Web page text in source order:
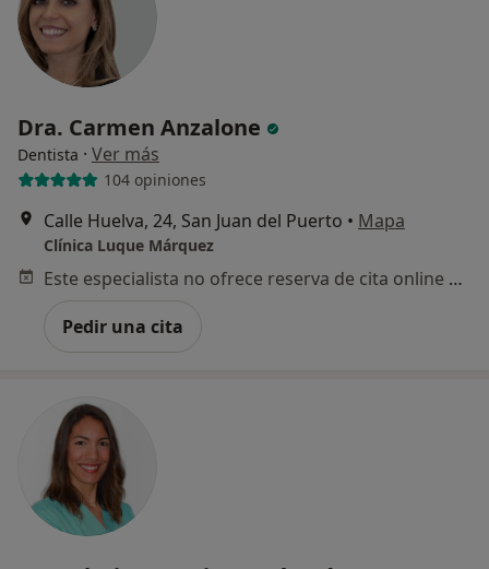
Dra. Carmen Anzalone
Dentista · Ver más
104 opiniones
Calle Huelva, 24, San Juan del Puerto • Mapa
Clínica Luque Márquez
Este especialista no ofrece reserva de cita online en esta dirección.
Pedir una cita